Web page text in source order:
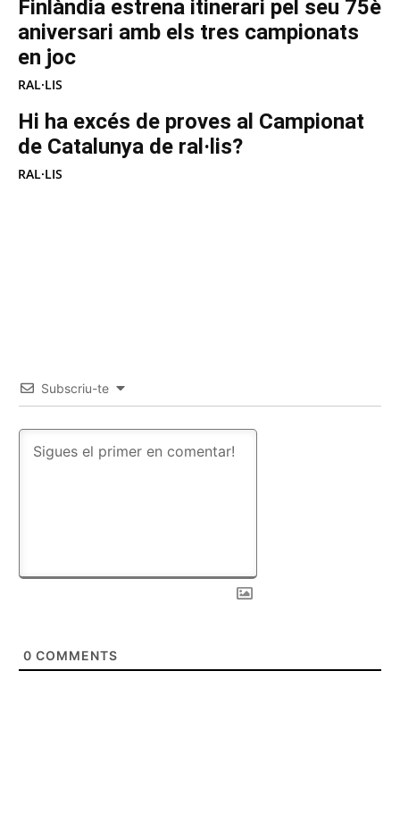
Finlàndia estrena itinerari pel seu 75è
aniversari amb els tres campionats
en joc
RAL·LIS
Hi ha excés de proves al Campionat
de Catalunya de ral·lis?
RAL·LIS
Subscriu-te
0 COMMENTS